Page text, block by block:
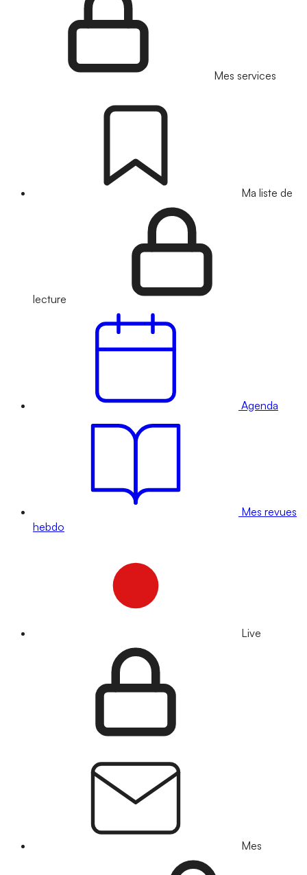
Mes services
Ma liste de
lecture
Agenda
Mes revues
hebdo
Live
Mes